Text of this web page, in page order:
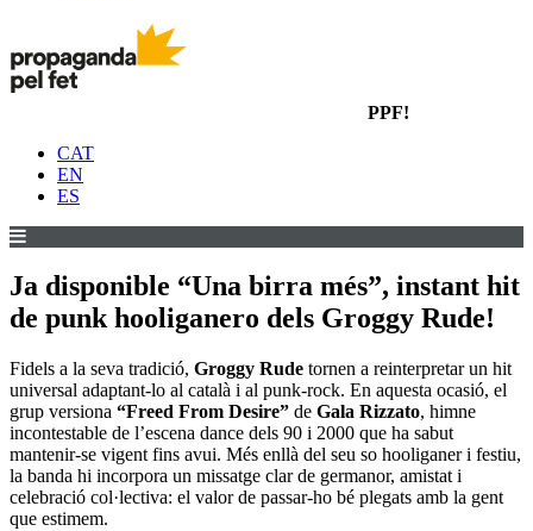
PPF!
CAT
EN
ES
Ja disponible “Una birra més”, instant hit
de punk hooliganero dels Groggy Rude!
Fidels a la seva tradició, Groggy Rude tornen a reinterpretar un hit
universal adaptant-lo al català i al punk-rock. En aquesta ocasió, el
grup versiona “Freed From Desire” de Gala Rizzato, himne
incontestable de l’escena dance dels 90 i 2000 que ha sabut
mantenir-se vigent fins avui. Més enllà del seu so hooliganer i festiu,
la banda hi incorpora un missatge clar de germanor, amistat i
celebració col·lectiva: el valor de passar-ho bé plegats amb la gent
que estimem.